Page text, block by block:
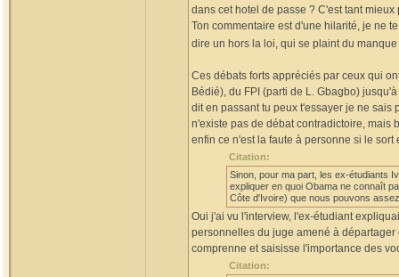
dans cet hotel de passe ? C'est tant mieux
Ton commentaire est d'une hilarité, je ne
dire un hors la loi, qui se plaint du
Ces débats forts appréciés par ceux qui
Bédié), du FPI (parti de L. Gbagbo)
dit en passant tu peux t'essayer je ne
n'existe pas de débat contradictoire, mais
enfin ce n'est la faute à personne si le
Citation:
Sinon, pour ma part, les ex-étudiants
expliquer en quoi Obama ne connaît
Côte d'Ivoire) que nous pouvons
Oui j'ai vu l'interview, l'ex-étudiant
personnelles du juge amené à
comprenne et saisisse l'importance des
Citation: